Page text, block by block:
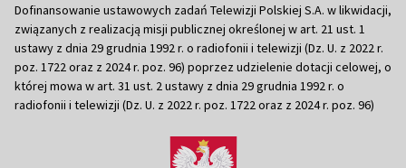
Dofinansowanie ustawowych zadań Telewizji Polskiej S.A. w likwidacji,
związanych z realizacją misji publicznej określonej w art. 21 ust. 1
ustawy z dnia 29 grudnia 1992 r. o radiofonii i telewizji (Dz. U. z 2022 r.
poz. 1722 oraz z 2024 r. poz. 96) poprzez udzielenie dotacji celowej, o
której mowa w art. 31 ust. 2 ustawy z dnia 29 grudnia 1992 r. o
radiofonii i telewizji (Dz. U. z 2022 r. poz. 1722 oraz z 2024 r. poz. 96)